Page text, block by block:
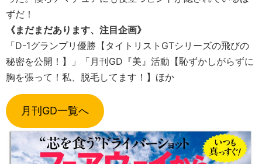
ずだ！
《まだまだあります、注目企画》
「D-1グランプリ優勝【タイトリストGTシリーズの飛びの
秘密を公開！】」「月刊GD『美』活動【恥ずかしがらずに
胸を張って！私、脱毛してます！】ほか
月刊GD一覧へ